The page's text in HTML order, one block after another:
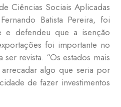
Ciências Sociais Aplicadas
Batista Pereira, foi
e defendeu que a isenção
foi importante no
revista. “Os estados mais
algo que seria por
de fazer investimentos